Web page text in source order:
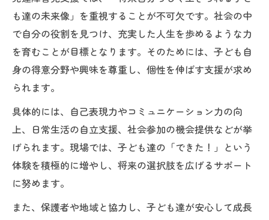
も達の未来像」を重視することが不可欠です。社会の中
で自分の役割を見つけ、充実した人生を歩めるような力
を育むことが目標となります。そのためには、子ども自
身の得意分野や興味を尊重し、個性を伸ばす支援が求め
られます。
具体的には、自己表現力やコミュニケーション力の向
上、日常生活の自立支援、社会参加の機会提供などが挙
げられます。現場では、子ども達の「できた！」という
体験を積極的に増やし、将来の選択肢を広げるサポート
に努めます。
また、保護者や地域と協力し、子ども達が安心して成長